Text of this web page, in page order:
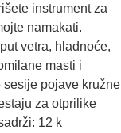
instrument za
namakati.
vetra, hladnoće,
masti i
sesije pojave kružne
za otprilike
12 k